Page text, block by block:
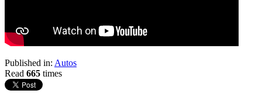
Published in: Autos
Read 665 times